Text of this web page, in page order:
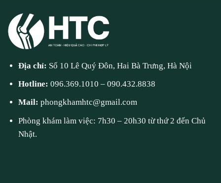
Địa chỉ: Số 10 Lê Quý Đôn, Hai Bà Trưng, Hà Nội
Hotline:096.369.1010 –090.432.8838
Mail:phongkhamhtc@gmail.com
Phòng khám làm việc: 7h30 – 20h30 từ thứ 2 đến Chủ
Nhật.